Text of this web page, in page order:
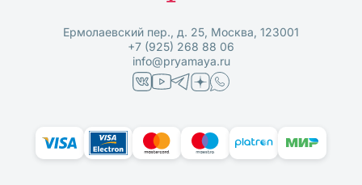
Ермолаевский пер., д. 25, Москва, 123001
+7 (925) 268 88 06
info@pryamaya.ru